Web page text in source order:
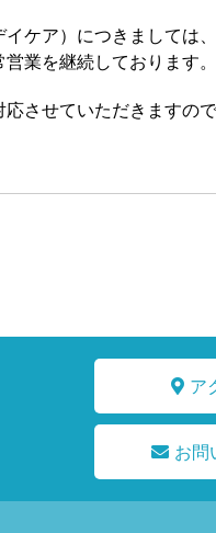
ケア）につきましては
業を継続しております。
させていただきますの
ア
お問